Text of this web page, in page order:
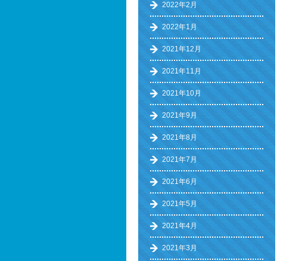
2022年2月
2022年1月
2021年12月
2021年11月
2021年10月
2021年9月
2021年8月
2021年7月
2021年6月
2021年5月
2021年4月
2021年3月